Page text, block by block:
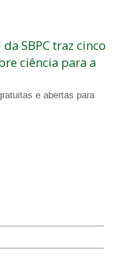
SBPC traz cinco
ciência para a
e abertas para